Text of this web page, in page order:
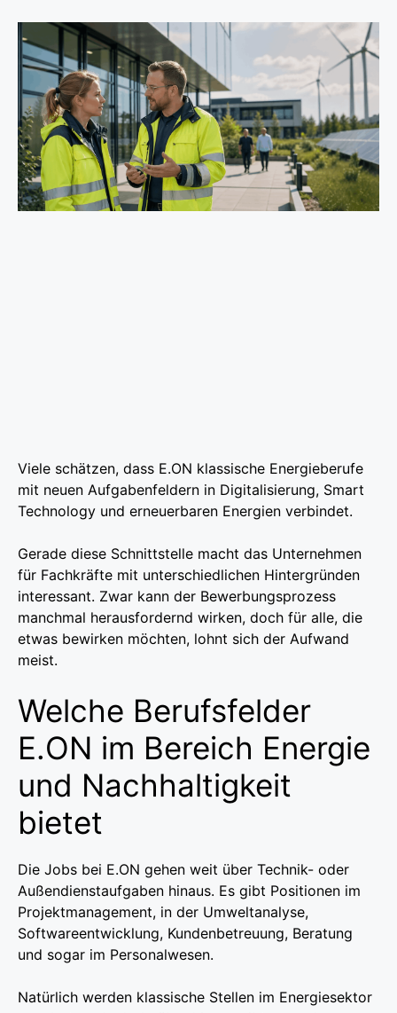
Viele schätzen, dass E.ON klassische Energieberufe
mit neuen Aufgabenfeldern in Digitalisierung, Smart
Technology und erneuerbaren Energien verbindet.
Gerade diese Schnittstelle macht das Unternehmen
für Fachkräfte mit unterschiedlichen Hintergründen
interessant. Zwar kann der Bewerbungsprozess
manchmal herausfordernd wirken, doch für alle, die
etwas bewirken möchten, lohnt sich der Aufwand
meist.
Welche Berufsfelder
E.ON im Bereich Energie
und Nachhaltigkeit
bietet
Die Jobs bei E.ON gehen weit über Technik- oder
Außendienstaufgaben hinaus. Es gibt Positionen im
Projektmanagement, in der Umweltanalyse,
Softwareentwicklung, Kundenbetreuung, Beratung
und sogar im Personalwesen.
Natürlich werden klassische Stellen im Energiesektor